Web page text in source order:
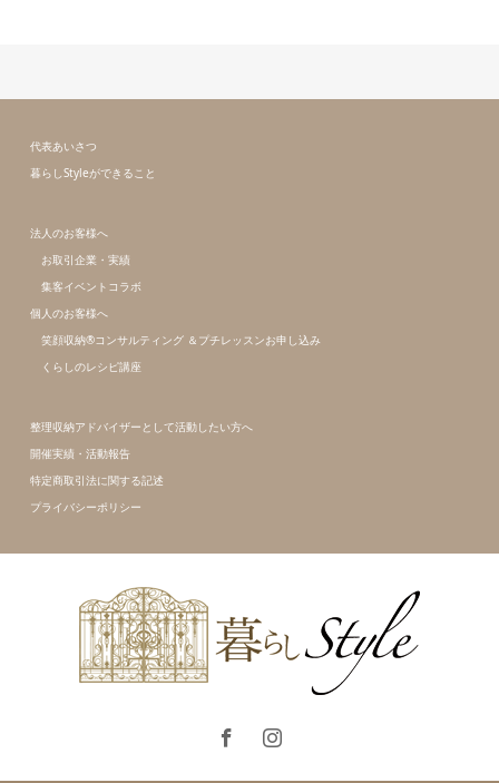
代表あいさつ
暮らしStyleができること
法人のお客様へ
お取引企業・実績
集客イベントコラボ
個人のお客様へ
笑顔収納®コンサルティング ＆プチレッスンお申し込み
くらしのレシピ講座
整理収納アドバイザーとして活動したい方へ
開催実績・活動報告
特定商取引法に関する記述
プライバシーポリシー